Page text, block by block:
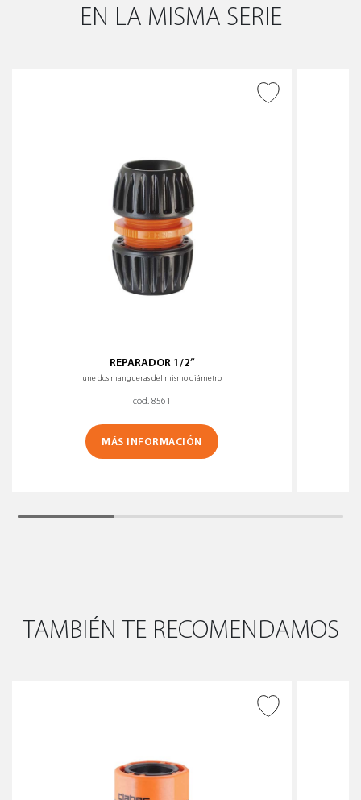
EN LA MISMA SERIE
REPARADOR 1/2”
une dos mangueras del mismo diámetro
cód. 8561
MÁS INFORMACIÓN
TAMBIÉN TE RECOMENDAMOS